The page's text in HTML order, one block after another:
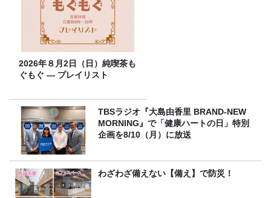
2026年８月2日（日）純喫茶も
ぐもぐ ― プレイリスト
TBSラジオ『大島由香里 BRAND-NEW
MORNING』で「健康ハートの日」特別
企画を8/10（月）に放送
わざわざ備えない【備え】で防災！